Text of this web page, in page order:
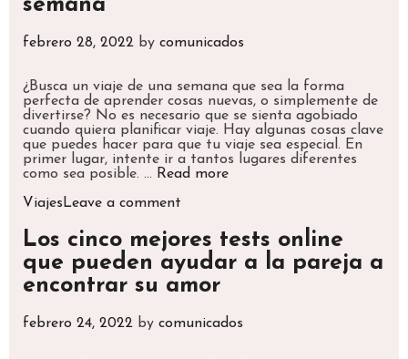
semana
febrero 28, 2022 by comunicados
¿Busca un viaje de una semana que sea la forma
perfecta de aprender cosas nuevas, o simplemente de
divertirse? No es necesario que se sienta agobiado
cuando quiera planificar viaje. Hay algunas cosas clave
que puedes hacer para que tu viaje sea especial. En
primer lugar, intente ir a tantos lugares diferentes
como sea posible. … Read moreCómo
una
semana
Categories
Viajes Leave a comment
Los cinco mejores tests online
que pueden ayudar a la pareja a
encontrar su amor
febrero 24, 2022 by comunicados